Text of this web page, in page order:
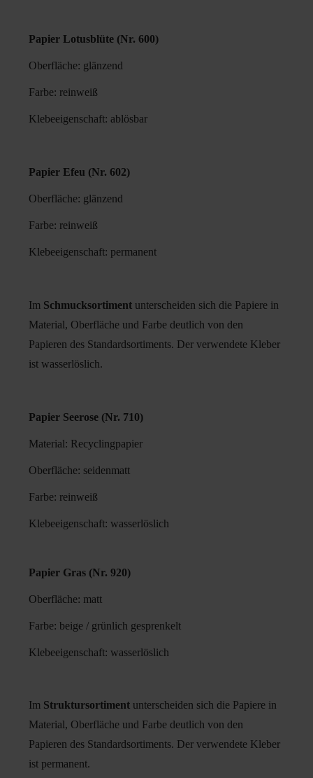
Papier Lotusblüte (Nr. 600)
Oberfläche: glänzend
Farbe: reinweiß
Klebeeigenschaft: ablösbar
Papier Efeu (Nr. 602)
Oberfläche: glänzend
Farbe: reinweiß
Klebeeigenschaft: permanent
Im Schmucksortiment unterscheiden sich die Papiere in
Material, Oberfläche und Farbe deutlich von den
Papieren des Standardsortiments. Der verwendete Kleber
ist wasserlöslich.
Papier Seerose (Nr. 710)
Material: Recyclingpapier
Oberfläche: seidenmatt
Farbe: reinweiß
Klebeeigenschaft: wasserlöslich
Papier Gras (Nr. 920)
Oberfläche: matt
Farbe: beige / grünlich gesprenkelt
Klebeeigenschaft: wasserlöslich
Im Struktursortiment unterscheiden sich die Papiere in
Material, Oberfläche und Farbe deutlich von den
Papieren des Standardsortiments. Der verwendete Kleber
ist permanent.